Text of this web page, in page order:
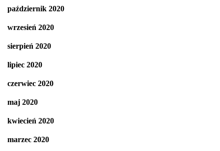
październik 2020
wrzesień 2020
sierpień 2020
lipiec 2020
czerwiec 2020
maj 2020
kwiecień 2020
marzec 2020